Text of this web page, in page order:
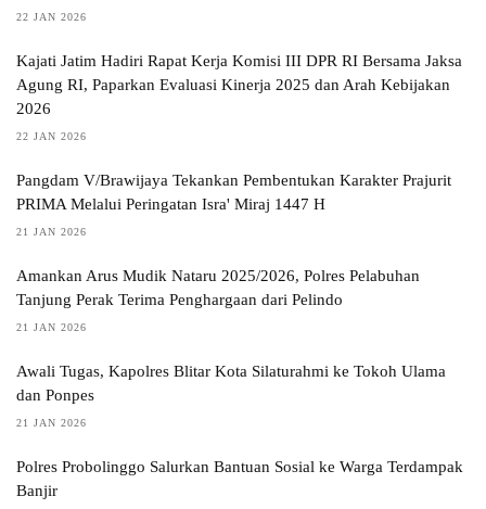
22 JAN 2026
Kajati Jatim Hadiri Rapat Kerja Komisi III DPR RI Bersama Jaksa
Agung RI, Paparkan Evaluasi Kinerja 2025 dan Arah Kebijakan
2026
22 JAN 2026
Pangdam V/Brawijaya Tekankan Pembentukan Karakter Prajurit
PRIMA Melalui Peringatan Isra' Miraj 1447 H
21 JAN 2026
Amankan Arus Mudik Nataru 2025/2026, Polres Pelabuhan
Tanjung Perak Terima Penghargaan dari Pelindo
21 JAN 2026
Awali Tugas, Kapolres Blitar Kota Silaturahmi ke Tokoh Ulama
dan Ponpes
21 JAN 2026
Polres Probolinggo Salurkan Bantuan Sosial ke Warga Terdampak
Banjir